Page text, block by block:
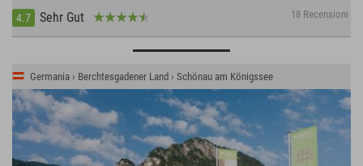
4.7
Sehr Gut 18 Recensioni
Germania › Berchtesgadener Land › Schönau am Königssee